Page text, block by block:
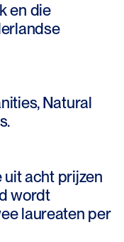
en die
Natural
acht prijzen
wordt
laureaten per